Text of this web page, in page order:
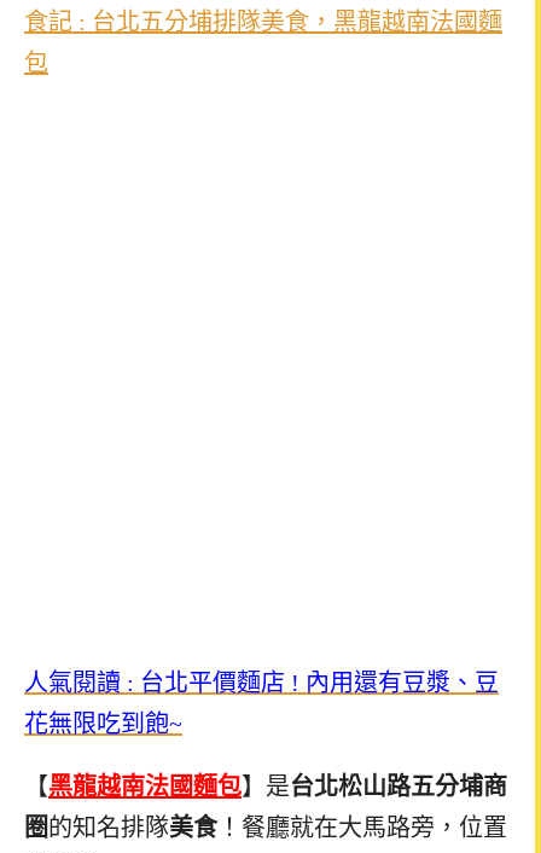
食記 : 台北五分埔排隊美食，黑龍越南法國麵
包
人氣閱讀 : 台北平價麵店 ! 內用還有豆漿、豆
花無限吃到飽~
【黑龍越南法國麵包】是台北松山路五分埔商
圈的知名排隊美食！餐廳就在大馬路旁，位置